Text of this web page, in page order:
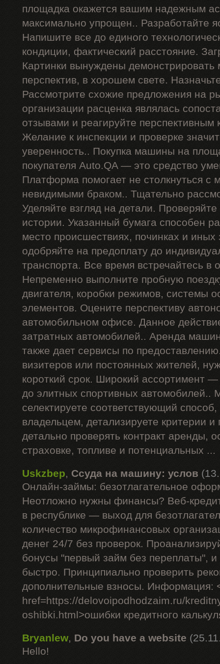
площадка окажется вашим надежным
максимально упрощен.. Разработайте
Напишите все до единого
кондиции, фактический расстояние.
Картинки вынуждены
перспектив, в хорошем свете.
Рассмотрите схожие предложения на
организации расценка являлась
отзывами и реагируйте перспективным
Желание к инспекции и проверке
уверенность.. Покупка машины на
покупателя Auto.QA — это средство
Платформа помогает не столкнуться с
невидимыми браком.. Тщательно
Уделяйте взгляд на детали.
истории. Указанный бумага способен
место происшествиях, починках и
одобряйте на предоплату до
транспорта. Все время встречайтесь в
Непременно выполните пробную
двигателя, коробки режимов, системы
элементов. Оцените перспективу
автомобильном офисе. Данное
затратных автомобилей.. Аренда
также дает сервисы по
визитеров или постоянных жителей,
короткий срок. Широкий ассортимент
до элитных спортивных автомобилей..
селектируете соответствующий
владельцем, детализируете критерии
детально проверять контракт аренды,
страховке, топливе и потенциальных ...
Uskzbep, Ссуда на машину: услов
Онлайн-займы: безотлагательное
Неотложно нужны финансы? Веб-
в республике — выход для
количество микрофинансовых
денег 24/7 без проверок.
бонусы "первый займ без переплаты", и
быстро. Принципиально проверить
дополнительные взносы. Информация:
href=https://delovoipodhodzaim.ru/
oshibki.html>ошибки кредитного
Bryanlew, Do you have a website
Hello!